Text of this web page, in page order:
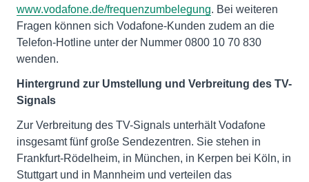
www.vodafone.de/frequenzumbelegung. Bei weiteren
Fragen können sich Vodafone-Kunden zudem an die
Telefon-Hotline unter der Nummer 0800 10 70 830
wenden.
Hintergrund zur Umstellung und Verbreitung des TV-
Signals
Zur Verbreitung des TV-Signals unterhält Vodafone
insgesamt fünf große Sendezentren. Sie stehen in
Frankfurt-Rödelheim, in München, in Kerpen bei Köln, in
Stuttgart und in Mannheim und verteilen das